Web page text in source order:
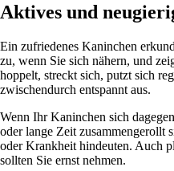
Aktives und
Ein zufriedenes Kaninchen
zu, wenn Sie sich nähern, und
hoppelt, streckt sich, putzt sich
zwischendurch entspannt aus.
Wenn Ihr Kaninchen sich
oder lange Zeit zusammengerollt
oder Krankheit hindeuten. Auch
sollten Sie ernst nehmen.